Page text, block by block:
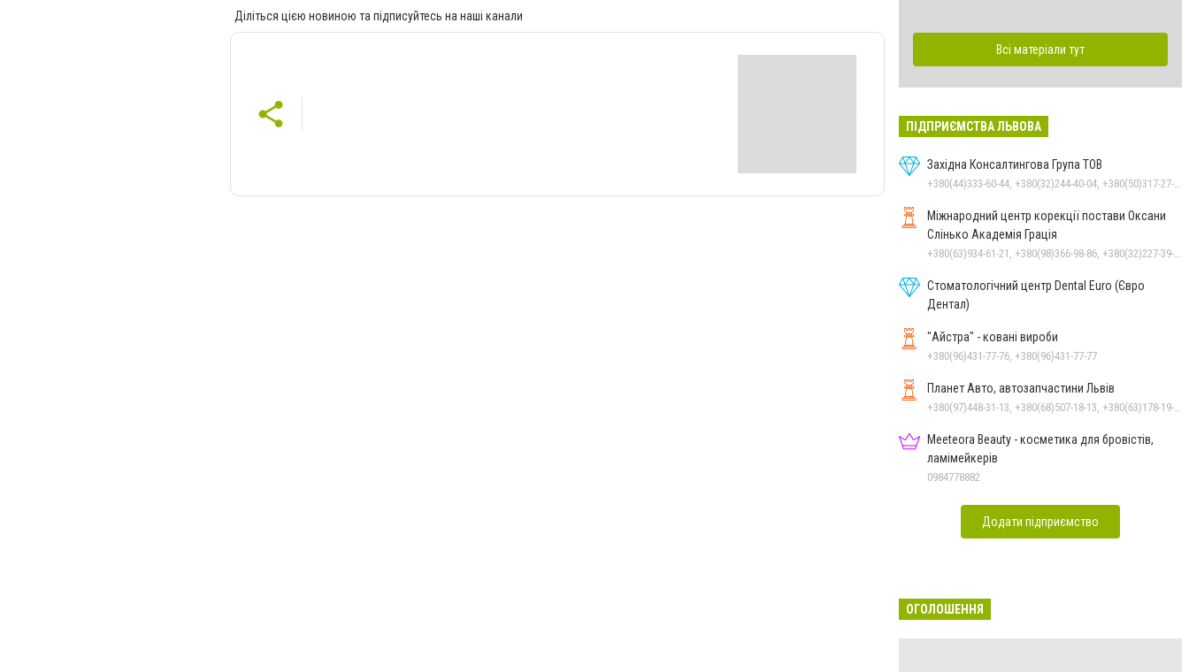
Діліться цією новиною та підписуйтесь на наші канали
Всі матеріали тут
ПІДПРИЄМСТВА ЛЬВОВА
Західна Консалтингова Група ТОВ
Міжнародний центр корекції постави Оксани
Слінько Академія Грація
Стоматологічний центр Dental Euro (Євро
Дентал)
"Айстра" - ковані вироби
+380(96)431-77-76, +380(96)431-77-77
Планет Авто, автозапчастини Львів
Meeteora Beauty - косметика для бровістів,
ламімейкерів
0984778882
Додати підприємство
ОГОЛОШЕННЯ